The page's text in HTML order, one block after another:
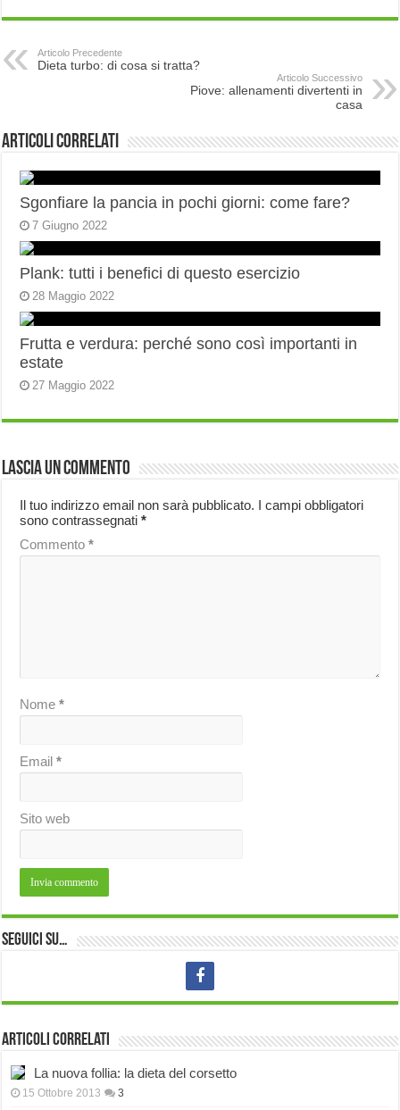
Articolo Precedente
Dieta turbo: di cosa si tratta?
Articolo Successivo
Piove: allenamenti divertenti in
casa
Articoli correlati
Sgonfiare la pancia in pochi giorni: come fare?
7 Giugno 2022
Plank: tutti i benefici di questo esercizio
28 Maggio 2022
Frutta e verdura: perché sono così importanti in
estate
27 Maggio 2022
Lascia un commento
Il tuo indirizzo email non sarà pubblicato. I campi obbligatori
sono contrassegnati*
Commento*
Nome*
Email*
Sito web
Seguici su…
Articoli correlati
La nuova follia: la dieta del corsetto
15 Ottobre 2013 3